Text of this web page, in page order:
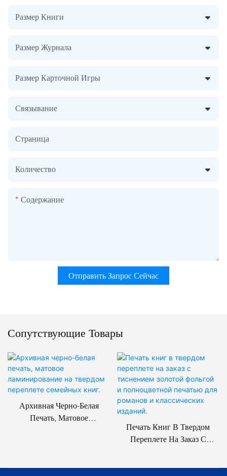
Размер Книги
Размер Журнала
Размер Карточной Игры
Связывание
Страница
Количество
Содержание
Отправить Запрос Сейчас
Сопутствующие Товары
Архивная Черно-Белая
Печать, Матовое
Печать Книг В Твердом
Переплете На Заказ С